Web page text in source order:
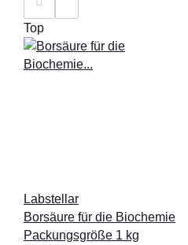
Top
Labstellar
Borsäure für die Biochemie
Packungsgröße 1 kg